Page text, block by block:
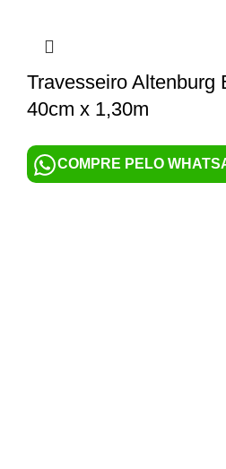
Travesseiro Altenburg
40cm x 1,30m
COMPRE PELO